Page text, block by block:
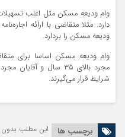
وام ودیعه مسکن مثل اغلب
دارد. مثلا متقاضی با ارائه
ودیعه مسکن را بردارد.
وام ودیعه مسکن اساسا برای
شرایط قرار می‌گیرند.
برچسب ها این مطلب